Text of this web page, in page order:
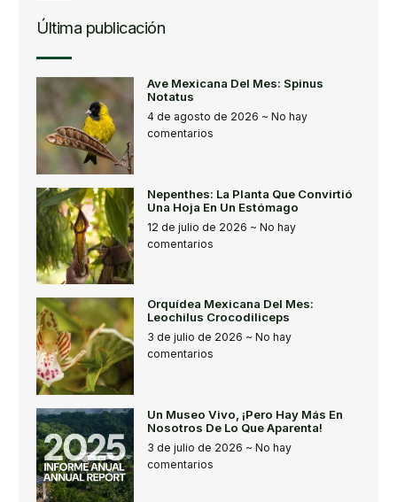
Última publicación
Ave Mexicana Del Mes: Spinus
Notatus
4 de agosto de 2026
No hay
comentarios
Nepenthes: La Planta Que Convirtió
Una Hoja En Un Estómago
12 de julio de 2026
No hay
comentarios
Orquídea Mexicana Del Mes:
Leochilus Crocodiliceps
3 de julio de 2026
No hay
comentarios
Un Museo Vivo, ¡pero Hay Más En
Nosotros De Lo Que Aparenta!
3 de julio de 2026
No hay
comentarios